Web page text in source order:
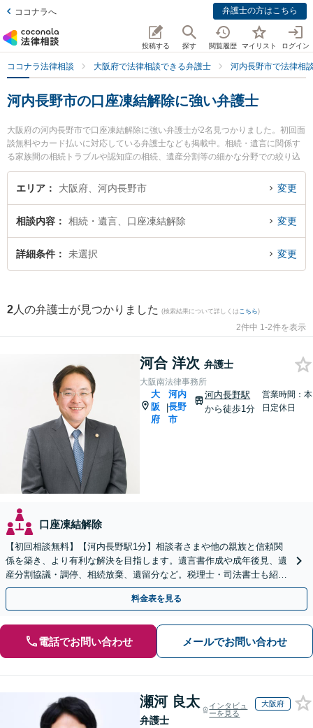
ココナラへ 弁護士の方はこちら
投稿する 探す 閲覧履歴 マイリスト ログイン
ココナラ法律相談 大阪府で法律相談できる弁護士 河内長野市で法律相
河内長野市の口座凍結解除に強い弁護士
大阪府の河内長野市で口座凍結解除に強い弁護士が2名見つかりました。初回面
談無料やカード払いに対応している弁護士なども掲載中。相続・遺言に関係す
る家族間の相続トラブルや認知症の相続、遺産分割等の細かな分野での絞り込
み検索もでき便利です。特に大阪南法律事務所の河合 洋次弁護士や大阪南法律
事務所の原田 章恵弁護士のプロフィール情報や弁護士費用、強みなどが注目さ
くの弁護士を検索したい』『初回相談無料で口座凍結解除を法律相談できる河
内長野市内の弁護士に相談予約したい』などでお困りの相談者さんにおすすめ
です。
エリア 大阪府、河内長野市 変更
相談内容 相続・遺言、口座凍結解除 変更
詳細条件 未選択 変更
2 人の弁護士が見つかりました (検索結果について詳しくは こちら)
2件中 1-2件を表示
河合 洋次 弁護士
大阪南法律事務所
大
阪
府
|
河内
長野
市
河内長野駅
から徒歩1分
営業時間：本
日定休日
口座凍結解除
【初回相談無料】【河内長野駅1分】相談者さまや他の親族と信頼関
係を築き、より有利な解決を目指します。遺言書作成や成年後見、遺
産分割協議・調停、相続放棄、遺留分など。税理士・司法書士も紹介
いたします【弁護士歴15年以上】
料金表を見る
電話でお問い合わせ メールでお問い合わせ
瀬河 良太
弁護士
インタビュ
ーを見る
大阪府